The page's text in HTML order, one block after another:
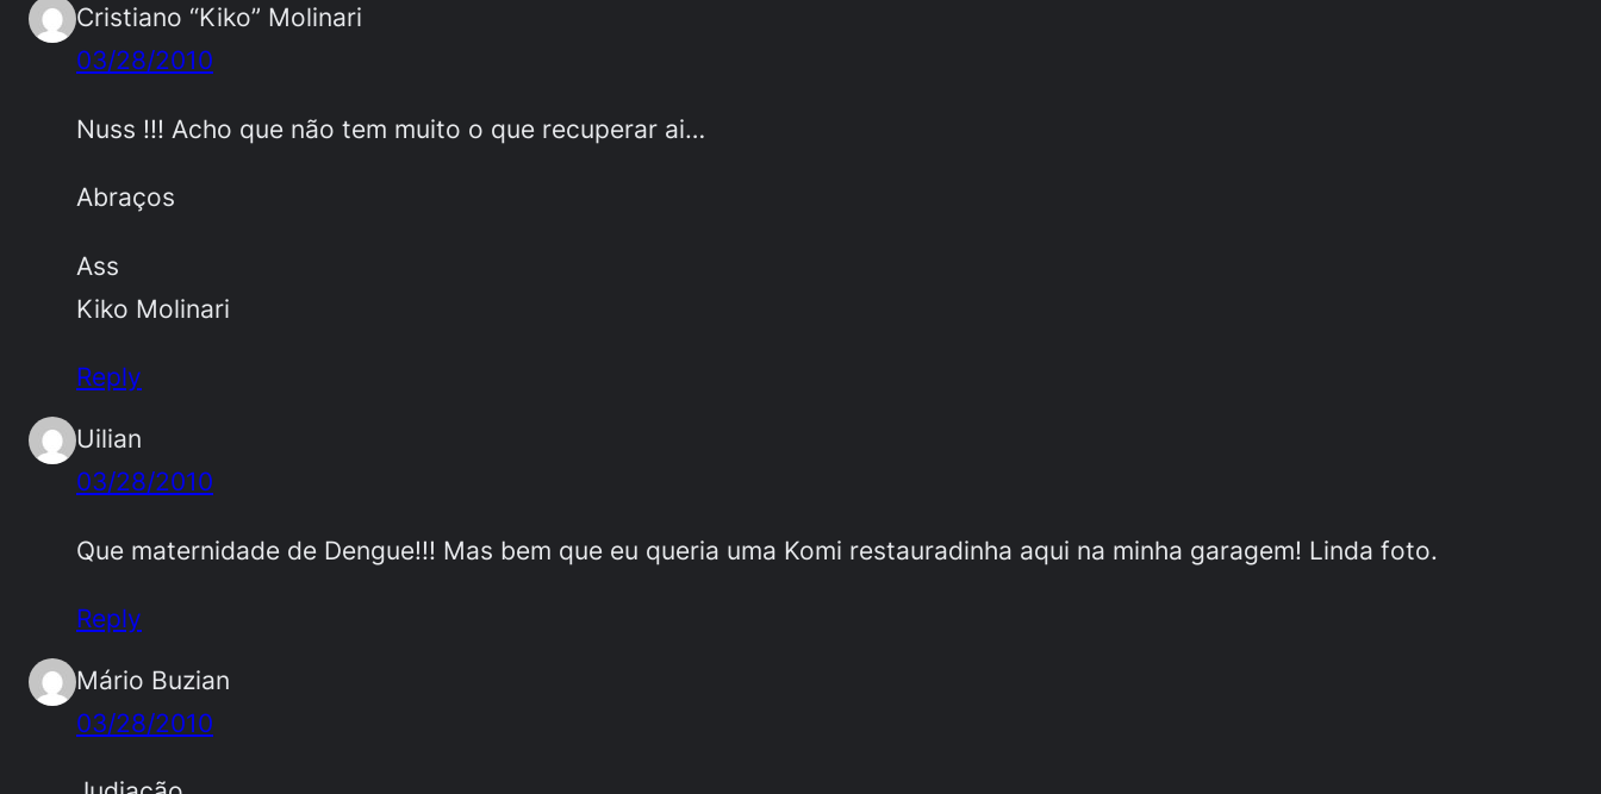
Cristiano “Kiko” Molinari
03/28/2010
Nuss !!! Acho que não tem muito o que recuperar ai…
Abraços
Ass
Kiko Molinari
Reply
Uilian
03/28/2010
Que maternidade de Dengue!!! Mas bem que eu queria uma Komi restauradinha aqui na minha garagem! Linda foto.
Reply
Mário Buzian
03/28/2010